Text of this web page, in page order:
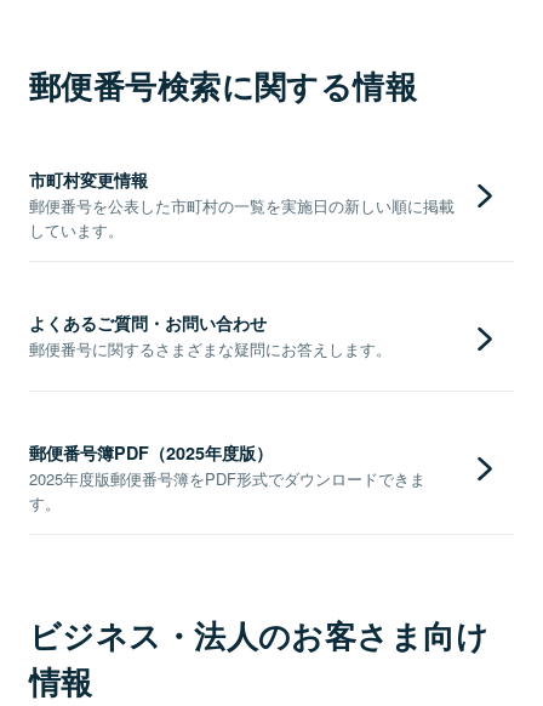
郵便番号検索に関する情報
市町村変更情報
郵便番号を公表した市町村の一覧を実施日の新しい順に掲載
しています。
よくあるご質問・お問い合わせ
郵便番号に関するさまざまな疑問にお答えします。
郵便番号簿PDF（2025年度版）
2025年度版郵便番号簿をPDF形式でダウンロードできま
す。
ビジネス・法人のお客さま向け
情報